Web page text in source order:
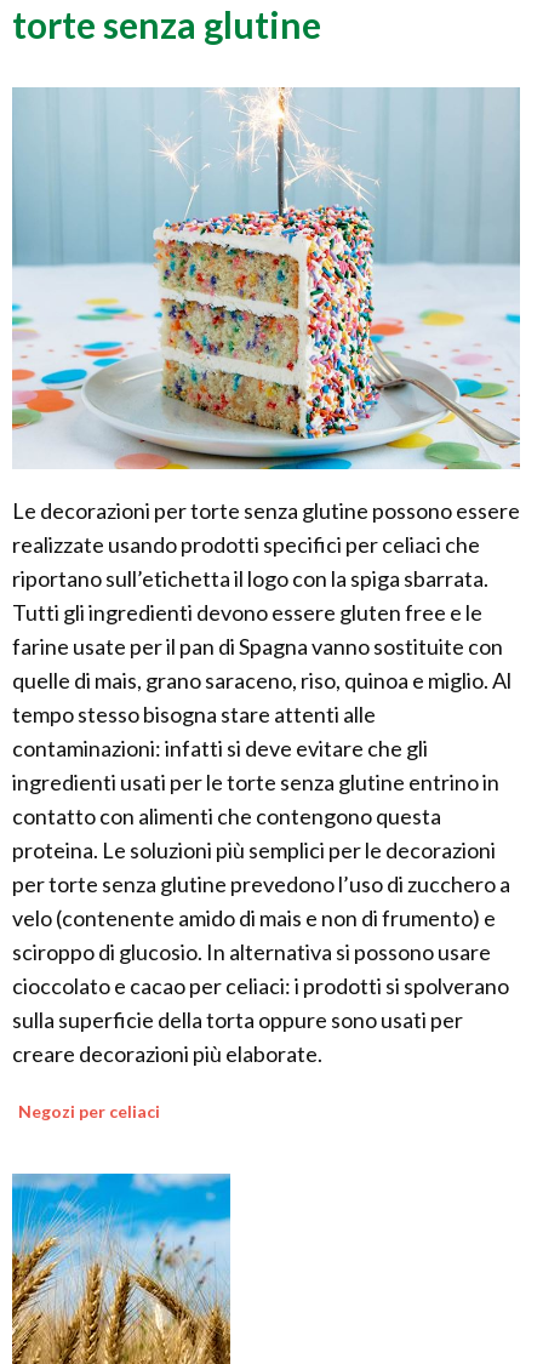
torte senza glutine
Le decorazioni per torte senza glutine possono essere
realizzate usando prodotti specifici per celiaci che
riportano sull’etichetta il logo con la spiga sbarrata.
Tutti gli ingredienti devono essere gluten free e le
farine usate per il pan di Spagna vanno sostituite con
quelle di mais, grano saraceno, riso, quinoa e miglio. Al
tempo stesso bisogna stare attenti alle
contaminazioni: infatti si deve evitare che gli
ingredienti usati per le torte senza glutine entrino in
contatto con alimenti che contengono questa
proteina. Le soluzioni più semplici per le decorazioni
per torte senza glutine prevedono l’uso di zucchero a
velo (contenente amido di mais e non di frumento) e
sciroppo di glucosio. In alternativa si possono usare
cioccolato e cacao per celiaci: i prodotti si spolverano
sulla superficie della torta oppure sono usati per
creare decorazioni più elaborate.
Negozi per celiaci